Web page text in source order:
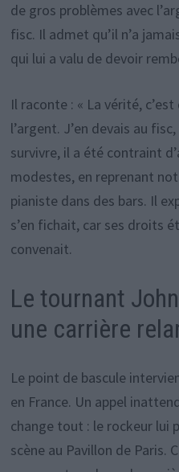
de gros problèmes avec
fisc. Il admet qu’il n’a
qui lui a valu de devoir
Il raconte : « La vérité,
l’argent. J’en devais au
survivre, il a été contraint
modestes, en reprenant
pianiste dans des bars. Il
s’en fichait, car ses droits
convenait.
Le tournant
une carrière
Le point de bascule
en France. Un appel
change tout : le rockeur lui
scène au Pavillon de Paris.